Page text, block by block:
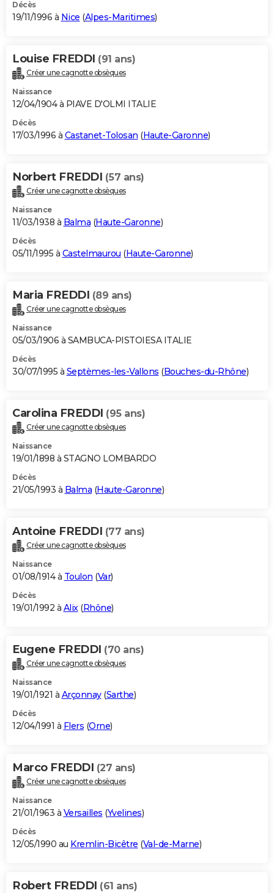
Décès
19/11/1996 à Nice (Alpes-Maritimes)
Louise FREDDI (91 ans)
Créer une cagnotte obsèques
Naissance
12/04/1904 à PIAVE D'OLMI ITALIE
Décès
17/03/1996 à Castanet-Tolosan (Haute-Garonne)
Norbert FREDDI (57 ans)
Créer une cagnotte obsèques
Naissance
11/03/1938 à Balma (Haute-Garonne)
Décès
05/11/1995 à Castelmaurou (Haute-Garonne)
Maria FREDDI (89 ans)
Créer une cagnotte obsèques
Naissance
05/03/1906 à SAMBUCA-PISTOIESA ITALIE
Décès
30/07/1995 à Septèmes-les-Vallons (Bouches-du-Rhône)
Carolina FREDDI (95 ans)
Créer une cagnotte obsèques
Naissance
19/01/1898 à STAGNO LOMBARDO
Décès
21/05/1993 à Balma (Haute-Garonne)
Antoine FREDDI (77 ans)
Créer une cagnotte obsèques
Naissance
01/08/1914 à Toulon (Var)
Décès
19/01/1992 à Alix(Rhône)
Eugene FREDDI (70 ans)
Créer une cagnotte obsèques
Naissance
19/01/1921 à Arçonnay(Sarthe)
Décès
12/04/1991 à Flers (Orne)
Marco FREDDI (27 ans)
Créer une cagnotte obsèques
Naissance
21/01/1963 à Versailles (Yvelines)
Décès
12/05/1990 au Kremlin-Bicêtre (Val-de-Marne)
Robert FREDDI (61 ans)